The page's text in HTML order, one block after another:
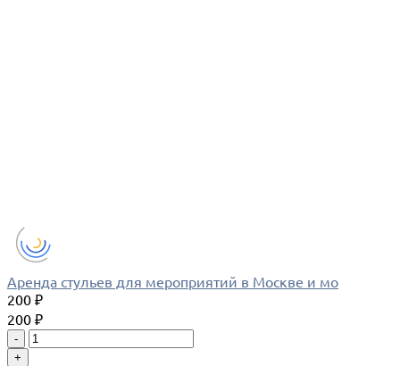
Аренда стульев для мероприятий в Москве и мо
200 ₽
200 ₽
-
+